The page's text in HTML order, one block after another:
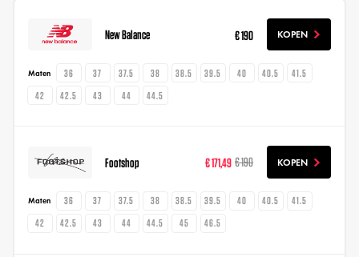
New Balance € 190 KOPEN
Maten 36 37 37.5 38 38.5 39.5 40 40.5
41.5
42
42.5 43 44 44.5
Footshop € 171,49 € 190 KOPEN
Maten 36 37 37.5 38 38.5 39.5 40 40.5
41.5
42
42.5 43 44 44.5 45 46.5